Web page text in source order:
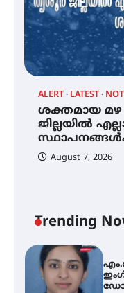
ALERT LATEST
ശക്തമായ
ജില്ലയിൽ
August 7, 2026
Trending
എസ്